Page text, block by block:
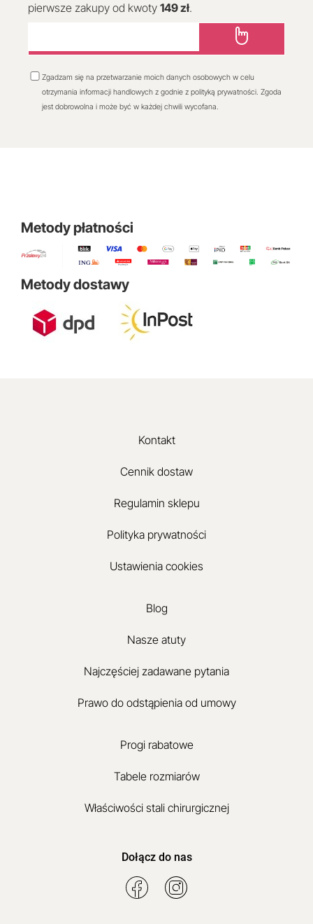
pierwsze zakupy od kwoty 149 zł.
Zgadzam się na przetwarzanie moich danych osobowych w celu
otrzymania informacji handlowych z godnie z polityką prywatności. Zgoda
jest dobrowolna i może być w każdej chwili wycofana.
Metody płatności
Metody dostawy
Kontakt
Cennik dostaw
Regulamin sklepu
Polityka prywatności
Ustawienia cookies
Blog
Nasze atuty
Najczęściej zadawane pytania
Prawo do odstąpienia od umowy
Progi rabatowe
Tabele rozmiarów
Właściwości stali chirurgicznej
Dołącz do nas